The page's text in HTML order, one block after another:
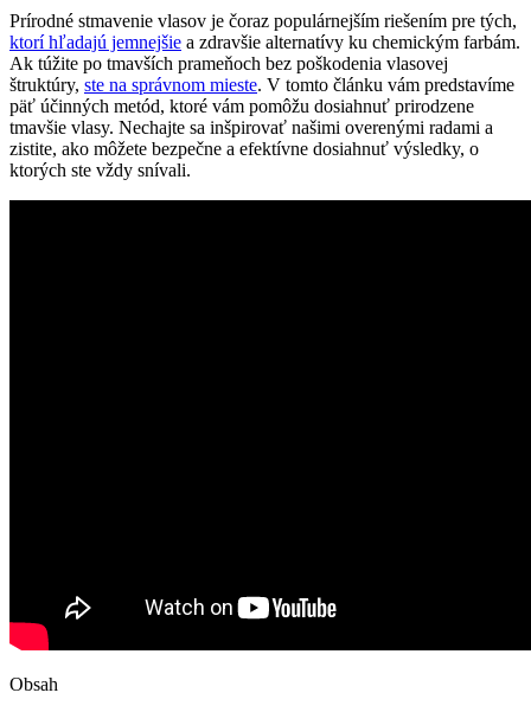
Prírodné stmavenie vlasov je čoraz⁣ populárnejším riešením​ pre tých,‍
ktorí hľadajú jemnejšie a zdravšie alternatívy ku chemickým farbám.
Ak ‌túžite ⁤po tmavších prameňoch bez ⁤poškodenia vlasovej
štruktúry, ste na správnom mieste. V tomto článku vám predstavíme
päť účinných metód,​ ktoré vám ‌pomôžu‌ dosiahnuť prirodzene
tmavšie vlasy. Nechajte sa⁣ inšpirovať našimi overenými radami a​
zistite, ako môžete bezpečne a efektívne ‌dosiahnuť‌ výsledky, ⁢o
‍ktorých ste ⁣vždy⁣ snívali.
Obsah